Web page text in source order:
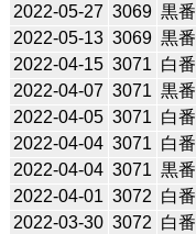
2022-05-27 3069 黒番
2022-05-13 3069 黒番
2022-04-15 3071 白番
2022-04-07 3071 黒番
2022-04-05 3071 白番
2022-04-04 3071 白番
2022-04-04 3071 黒番
2022-04-01 3072 白番
2022-03-30 3072 白番